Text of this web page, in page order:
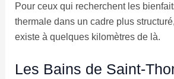
Pour ceux qui recherchent les
thermale dans un cadre plus
existe à quelques kilomètres de là.
Les Bains de Saint-